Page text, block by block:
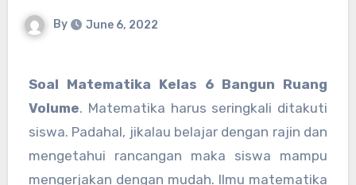
By June 6, 2022
Soal Matematika Kelas 6 Bangun Ruang
Volume. Matematika harus seringkali ditakuti
siswa. Padahal, jikalau belajar dengan rajin dan
mengetahui rancangan maka siswa mampu
mengerjakan dengan mudah. Ilmu matematika